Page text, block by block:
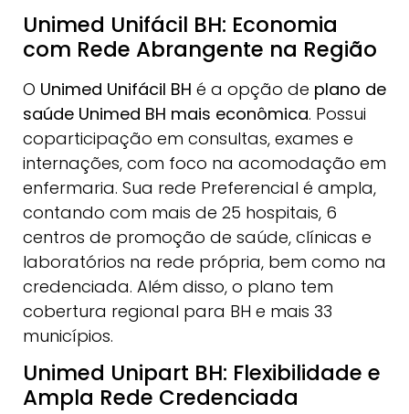
Unimed Unifácil BH: Economia
com Rede Abrangente na Região
O Unimed Unifácil BH é a opção de plano de
saúde Unimed BH mais econômica. Possui
coparticipação em consultas, exames e
internações, com foco na acomodação em
enfermaria. Sua rede Preferencial é ampla,
contando com mais de 25 hospitais, 6
centros de promoção de saúde, clínicas e
laboratórios na rede própria, bem como na
credenciada. Além disso, o plano tem
cobertura regional para BH e mais 33
municípios.
Unimed Unipart BH: Flexibilidade e
Ampla Rede Credenciada